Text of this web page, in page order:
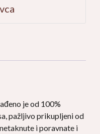
je od 100%
pažljivo prikupljeni od
i poravnate i